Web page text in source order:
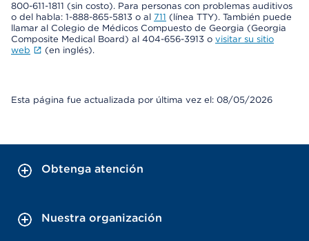
800-611-1811 (sin costo). Para personas con problemas auditivos
o del habla: 1-888-865-5813 o al 711 (línea TTY). También puede
llamar al Colegio de Médicos Compuesto de Georgia (Georgia
Composite Medical Board) al 404-656-3913 o visitar su sitio
web
(en inglés).
Esta página fue actualizada por última vez el: 08/05/2026
Obtenga atención
Nuestra organización